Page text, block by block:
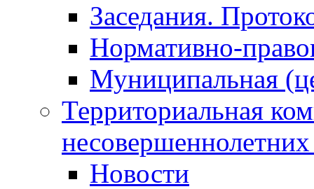
Заседания.
Нормативно-
Муниципальная
Территориальная
Новости